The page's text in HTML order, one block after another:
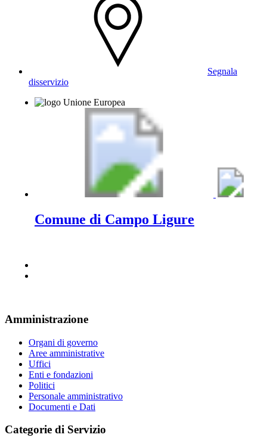
Segnala
disservizio
Comune di Campo Ligure
Amministrazione
Organi di governo
Aree amministrative
Uffici
Enti e fondazioni
Politici
Personale amministrativo
Documenti e Dati
Categorie di Servizio